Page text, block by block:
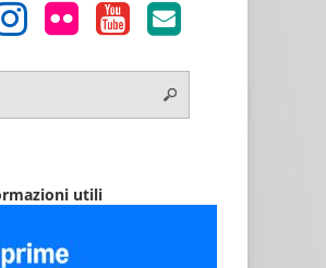
utili